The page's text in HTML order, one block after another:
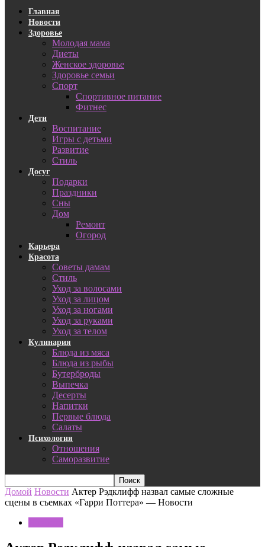
Главная
Новости
Здоровье
Молодая мама
Диеты
Женское здоровье
Здоровье семьи
Спорт
Спортивное питание
Фитнес
Дети
Воспитание
Игры с детьми
Развитие
Стиль
Досуг
Подарки
Праздники
Сны
Дом
Ремонт
Огород
Карьера
Красота
Советы дамам
Стиль
Уход за волосами
Уход за лицом
Уход за ногами
Уход за руками
Уход за телом
Кулинария
Блюда из мяса
Блюда из рыбы
Бутерброды
Выпечка
Десерты
Напитки
Первые блюда
Салаты
Психология
Отношения
Саморазвитие
Домой Новости Актер Рэдклифф назвал самые сложные
сцены в съемках «Гарри Поттера» — Новости